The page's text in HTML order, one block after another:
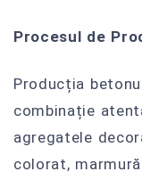
Procesul de
Producția
combinație
agregatele
colorat,